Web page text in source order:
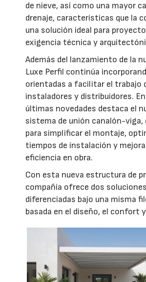
de nieve, así como una mayor
drenaje, características que la
una solución ideal para
exigencia técnica y
Además del lanzamiento de la
Luxe Perfil continúa
orientadas a facilitar el trabajo
instaladores y distribuidores.
últimas novedades destaca el
sistema de unión canalón-viga,
para simplificar el montaje,
tiempos de instalación y
eficiencia en obra.
Con esta nueva estructura de
compañía ofrece dos soluciones
diferenciadas bajo una misma
basada en el diseño, el confort